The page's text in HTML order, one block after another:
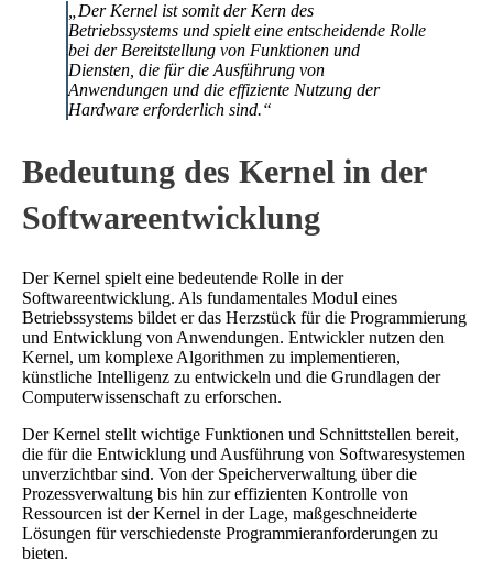
„Der Kernel ist somit der Kern des
Betriebssystems und spielt eine entscheidende Rolle
bei der Bereitstellung von Funktionen und
Diensten, die für die Ausführung von
Anwendungen und die effiziente Nutzung der
Hardware erforderlich sind.“
Bedeutung des Kernel in der
Softwareentwicklung
Der Kernel spielt eine bedeutende Rolle in der
Softwareentwicklung. Als fundamentales Modul eines
Betriebssystems bildet er das Herzstück für die Programmierung
und Entwicklung von Anwendungen. Entwickler nutzen den
Kernel, um komplexe Algorithmen zu implementieren,
künstliche Intelligenz zu entwickeln und die Grundlagen der
Computerwissenschaft zu erforschen.
Der Kernel stellt wichtige Funktionen und Schnittstellen bereit,
die für die Entwicklung und Ausführung von Softwaresystemen
unverzichtbar sind. Von der Speicherverwaltung über die
Prozessverwaltung bis hin zur effizienten Kontrolle von
Ressourcen ist der Kernel in der Lage, maßgeschneiderte
Lösungen für verschiedenste Programmieranforderungen zu
bieten.